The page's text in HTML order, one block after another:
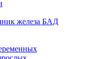
железа БАД